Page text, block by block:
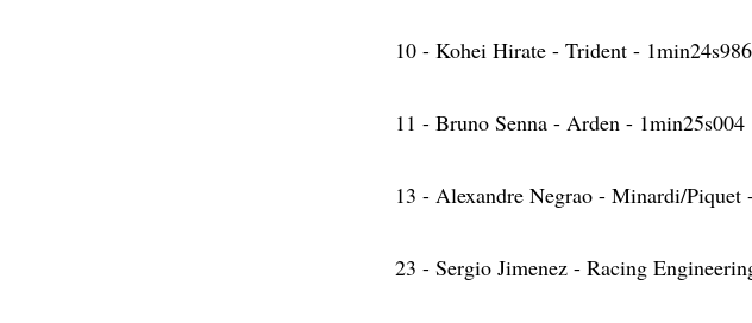
10 - Kohei Hirate - Trident - 1min24s986
11 - Bruno Senna - Arden - 1min25s004
13 - Alexandre Negrao - Minardi/Piquet
23 - Sergio Jimenez - Racing